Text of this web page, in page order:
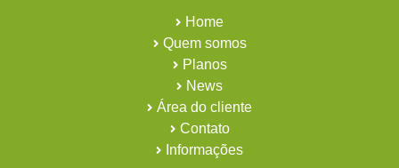
Home
Quem somos
Planos
News
Área do cliente
Contato
Informações